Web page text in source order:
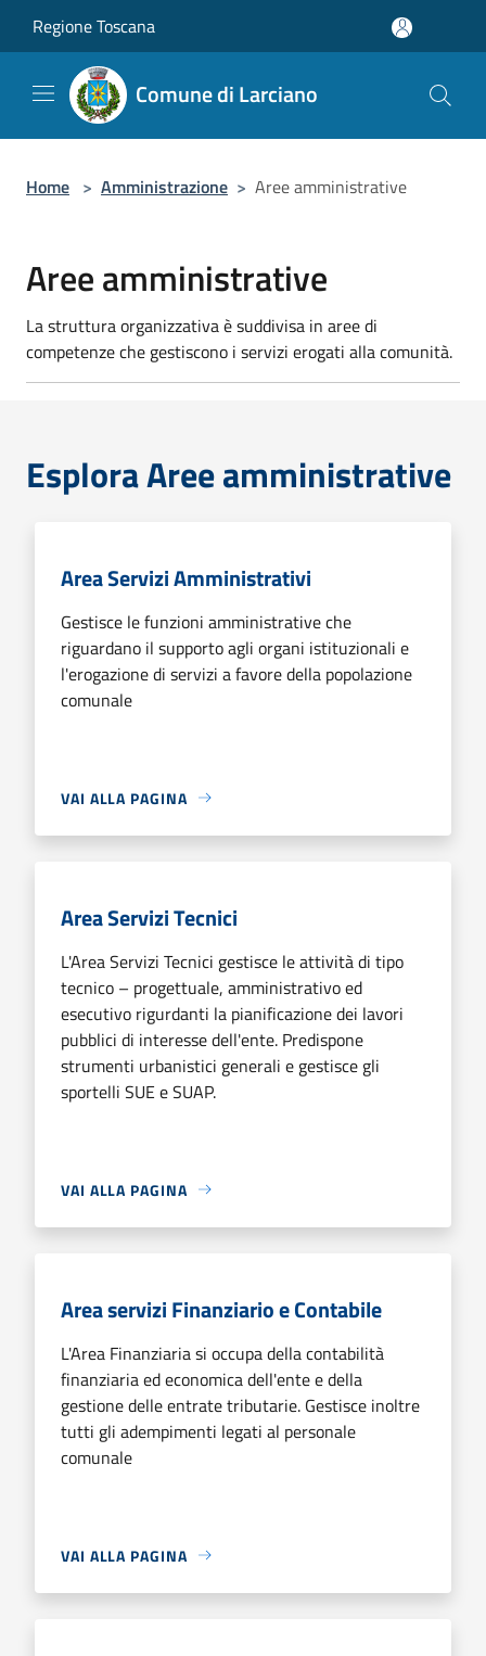
Regione Toscana
Comune di Larciano
Home > Amministrazione > Aree amministrative
Aree amministrative
La struttura organizzativa è suddivisa in aree di
competenze che gestiscono i servizi erogati alla comunità.
Esplora Aree amministrative
Area Servizi Amministrativi
Gestisce le funzioni amministrative che
riguardano il supporto agli organi istituzionali e
l'erogazione di servizi a favore della popolazione
comunale
VAI ALLA PAGINA
Area Servizi Tecnici
L'Area Servizi Tecnici gestisce le attività di tipo
tecnico – progettuale, amministrativo ed
esecutivo rigurdanti la pianificazione dei lavori
pubblici di interesse dell'ente. Predispone
strumenti urbanistici generali e gestisce gli
sportelli SUE e SUAP.
VAI ALLA PAGINA
Area servizi Finanziario e Contabile
L'Area Finanziaria si occupa della contabilità
finanziaria ed economica dell'ente e della
gestione delle entrate tributarie. Gestisce inoltre
tutti gli adempimenti legati al personale
comunale
VAI ALLA PAGINA